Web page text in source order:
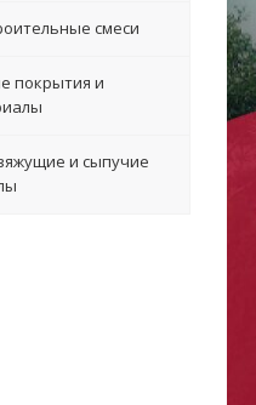
смеси
покрытия и
и сыпучие